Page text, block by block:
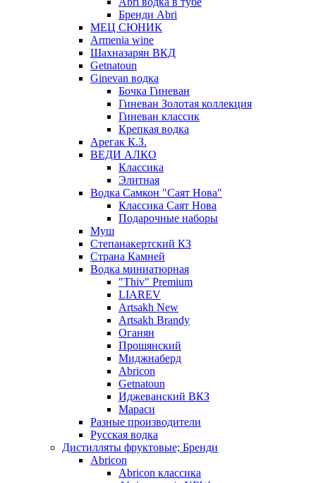
Бренди Abri
МЕЦ СЮНИК
Armenia wine
Шахназарян ВКД
Getnatoun
Ginevan водка
Бочка Гиневан
Гиневан Золотая коллекция
Гиневан классик
Крепкая водка
Арегак К.З.
ВЕДИ АЛКО
Классика
Элитная
Водка Самкон "Саят Нова"
Классика Саят Нова
Подарочные наборы
Муш
Степанакертский КЗ
Страна Камней
Водка миниатюрная
"Thiv" Premium
LIAREV
Artsakh New
Artsakh Brandy
Оганян
Прошянский
Миджнаберд
Abricon
Getnatoun
Иджеванский ВКЗ
Мараси
Разные производители
Русская водка
Дистилляты фруктовые; Бренди
Abricon
Abricon классика